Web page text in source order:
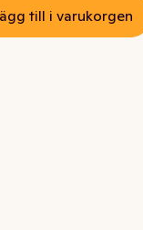
till i varukorgen